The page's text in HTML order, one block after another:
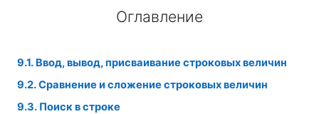
Оглавление
9.1. Ввод, вывод, присваивание строковых величин
9.2. Сравнение и сложение строковых величин
9.3. Поиск в строке